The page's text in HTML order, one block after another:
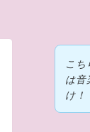
こち
は音
け！